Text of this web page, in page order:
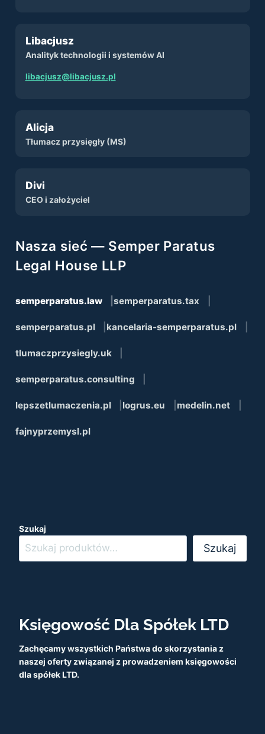
Libacjusz
Analityk technologii i systemów AI
libacjusz@libacjusz.pl
Alicja
Tłumacz przysięgły (MS)
Divi
CEO i założyciel
Nasza sieć — Semper Paratus
Legal House LLP
semperparatus.law semperparatus.tax
semperparatus.pl kancelaria-semperparatus.pl
tlumaczprzysiegly.uk
semperparatus.consulting
lepszetlumaczenia.pl logrus.eu medelin.net
fajnyprzemysl.pl
Szukaj
Szukaj
Księgowość Dla Spółek LTD
Zachęcamy wszystkich Państwa do skorzystania z
naszej oferty związanej z prowadzeniem księgowości
dla spółek LTD.